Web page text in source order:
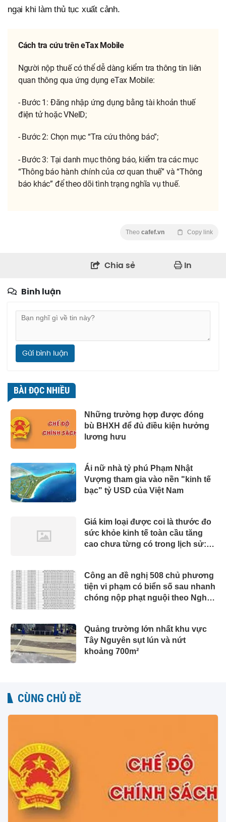
ngại khi làm thủ tục xuất cảnh.
Cách tra cứu trên eTax Mobile
Người nộp thuế có thể dễ dàng kiểm tra thông tin liên
quan thông qua ứng dụng eTax Mobile:
- Bước 1: Đăng nhập ứng dụng bằng tài khoản thuế
điện tử hoặc VNeID;
- Bước 2: Chọn mục “Tra cứu thông báo”;
- Bước 3: Tại danh mục thông báo, kiểm tra các mục
“Thông báo hành chính của cơ quan thuế” và “Thông
báo khác” để theo dõi tình trạng nghĩa vụ thuế.
Theo cafef.vn Copy link
Chia sẻ In
Bình luận
Gửi bình luận
BÀI ĐỌC NHIỀU
Những trường hợp được đóng
bù BHXH để đủ điều kiện hưởng
lương hưu
Ái nữ nhà tỷ phú Phạm Nhật
Vượng tham gia vào nền "kinh tế
bạc" tỷ USD của Việt Nam
Giá kim loại được coi là thước đo
sức khỏe kinh tế toàn cầu tăng
cao chưa từng có trong lịch sử:
Công an đề nghị 508 chủ phương
tiện vi phạm có biển số sau nhanh
chóng nộp phạt nguội theo Nghị
Quảng trường lớn nhất khu vực
Tây Nguyên sụt lún và nứt
khoảng 700m²
CÙNG CHỦ ĐỀ